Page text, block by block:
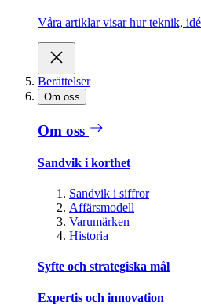
Våra artiklar visar hur teknik,
Berättelser
Om oss
Om oss
Sandvik i korthet
Sandvik i siffror
Affärsmodell
Varumärken
Historia
Syfte och strategiska mål
Expertis och innovation